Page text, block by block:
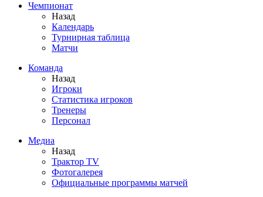
Чемпионат
Назад
Календарь
Турнирная таблица
Матчи
Команда
Назад
Игроки
Статистика игроков
Тренеры
Персонал
Медиа
Назад
Трактор TV
Фотогалерея
Официальные программы матчей